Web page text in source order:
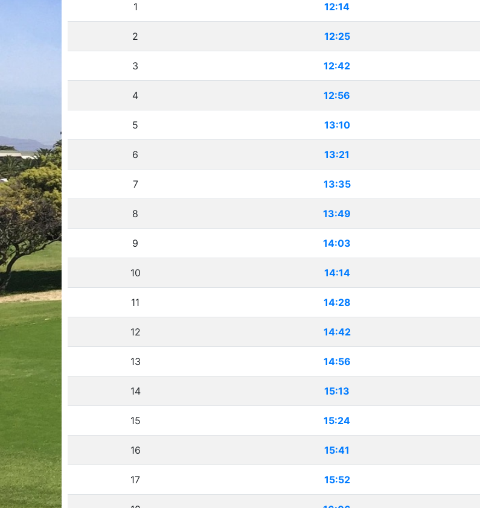
1 12:14
2 12:25
3 12:42
4 12:56
5 13:10
6 13:21
7 13:35
8 13:49
9 14:03
10 14:14
11 14:28
12 14:42
13 14:56
14 15:13
15 15:24
16 15:41
17 15:52